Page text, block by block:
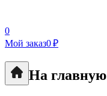
0
Мой заказ0 ₽
На главную